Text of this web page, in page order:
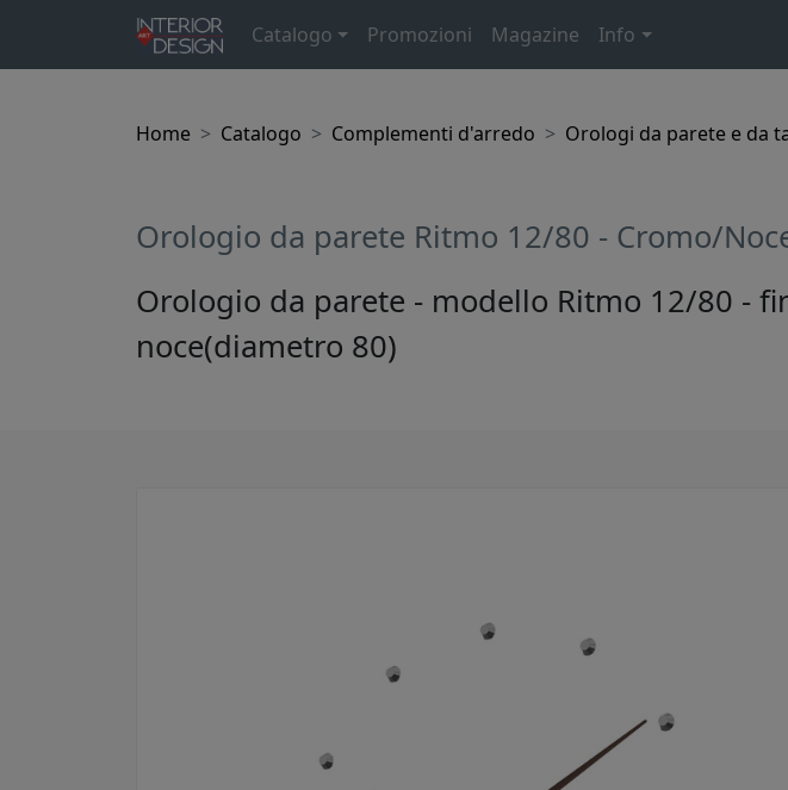
Catalogo Promozioni Magazine Info
Home Catalogo Complementi d'arredo Orologi da parete e da
Orologio da parete Ritmo 12/80 - Cromo/
Orologio da parete - modello Ritmo 12/80 -
noce(diametro 80)